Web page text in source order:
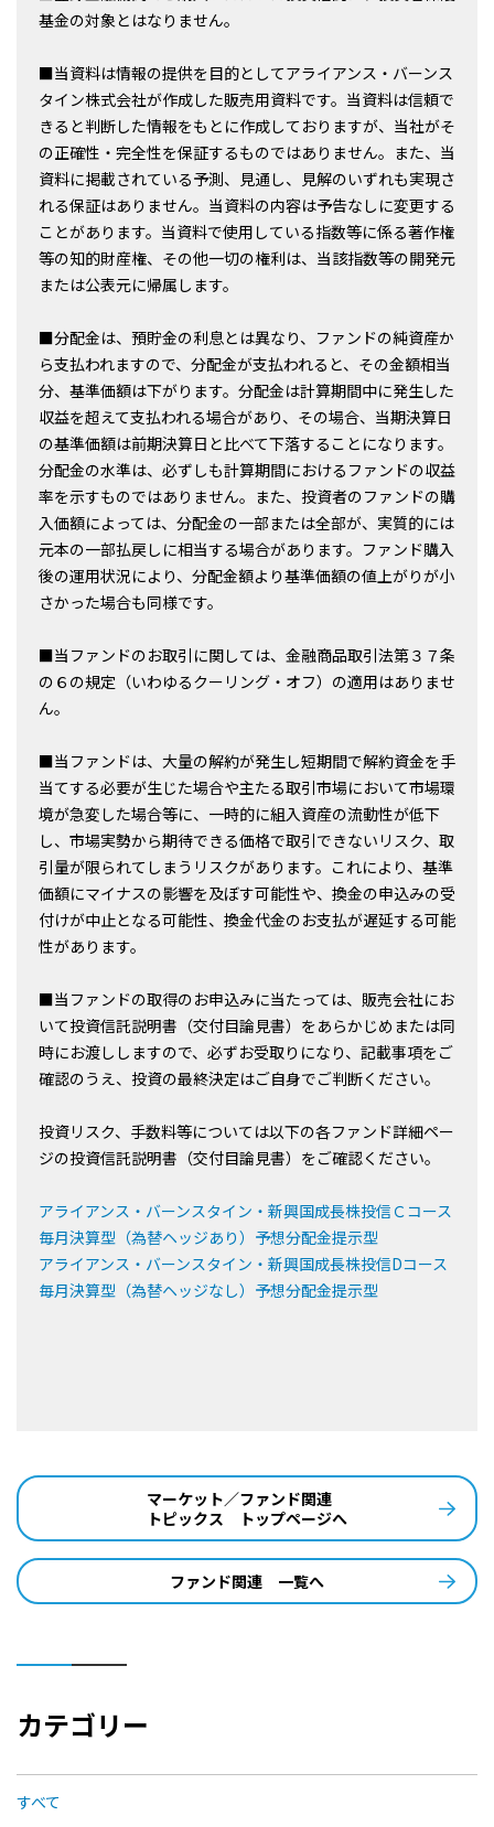
基金の対象とはなりません。
■当資料は情報の提供を目的としてアライアンス・バーンス
タイン株式会社が作成した販売用資料です。当資料は信頼で
きると判断した情報をもとに作成しておりますが、当社がそ
の正確性・完全性を保証するものではありません。また、当
資料に掲載されている予測、見通し、見解のいずれも実現さ
れる保証はありません。当資料の内容は予告なしに変更する
ことがあります。当資料で使用している指数等に係る著作権
等の知的財産権、その他一切の権利は、当該指数等の開発元
または公表元に帰属します。
■分配金は、預貯金の利息とは異なり、ファンドの純資産か
ら支払われますので、分配金が支払われると、その金額相当
分、基準価額は下がります。分配金は計算期間中に発生した
収益を超えて支払われる場合があり、その場合、当期決算日
の基準価額は前期決算日と比べて下落することになります。
分配金の水準は、必ずしも計算期間におけるファンドの収益
率を示すものではありません。また、投資者のファンドの購
入価額によっては、分配金の一部または全部が、実質的には
元本の一部払戻しに相当する場合があります。ファンド購入
後の運用状況により、分配金額より基準価額の値上がりが小
さかった場合も同様です。
■当ファンドのお取引に関しては、金融商品取引法第３７条
の６の規定（いわゆるクーリング・オフ）の適用はありませ
ん。
■当ファンドは、大量の解約が発生し短期間で解約資金を手
当てする必要が生じた場合や主たる取引市場において市場環
境が急変した場合等に、一時的に組入資産の流動性が低下
し、市場実勢から期待できる価格で取引できないリスク、取
引量が限られてしまうリスクがあります。これにより、基準
価額にマイナスの影響を及ぼす可能性や、換金の申込みの受
付けが中止となる可能性、換金代金のお支払が遅延する可能
性があります。
■当ファンドの取得のお申込みに当たっては、販売会社にお
いて投資信託説明書（交付目論見書）をあらかじめまたは同
時にお渡ししますので、必ずお受取りになり、記載事項をご
確認のうえ、投資の最終決定はご自身でご判断ください。
投資リスク、手数料等については以下の各ファンド詳細ペー
ジの投資信託説明書（交付目論見書）をご確認ください。
アライアンス・バーンスタイン・新興国成長株投信Ｃコース
毎月決算型（為替ヘッジあり）予想分配金提示型
アライアンス・バーンスタイン・新興国成長株投信Dコース
毎月決算型（為替ヘッジなし）予想分配金提示型
マーケット／ファンド関連
トピックス トップページへ
ファンド関連 一覧へ
カテゴリー
すべて